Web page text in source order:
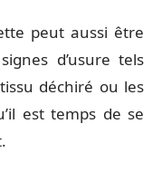
peut aussi être
d’usure tels
déchiré ou les
est temps de se